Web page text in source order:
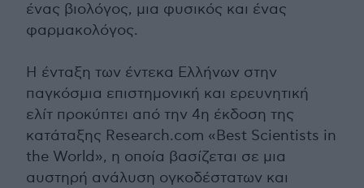
ένας βιολόγος, μια φυσικός και ένας
φαρμακολόγος.
Η ένταξη των έντεκα Ελλήνων στην
παγκόσμια επιστημονική και ερευνητική
ελίτ προκύπτει από την 4η έκδοση της
κατάταξης Research.com «Best Scientists in
the World», η οποία βασίζεται σε μια
αυστηρή ανάλυση ογκοδέστατων και